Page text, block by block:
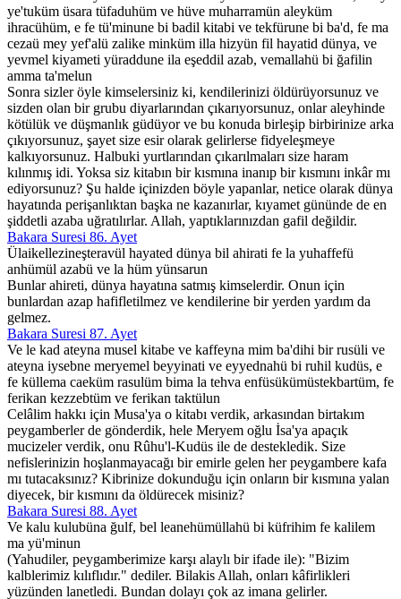
ye'tuküm üsara tüfaduhüm ve hüve muharramün aleyküm
ihracühüm, e fe tü'minune bi badil kitabi ve tekfürune bi ba'd, fe ma
cezaü mey yef'alü zalike minküm illa hizyün fil hayatid dünya, ve
yevmel kiyameti yüraddune ila eşeddil azab, vemallahü bi ğafilin
amma ta'melun
Sonra sizler öyle kimselersiniz ki, kendilerinizi öldürüyorsunuz ve
sizden olan bir grubu diyarlarından çıkarıyorsunuz, onlar aleyhinde
kötülük ve düşmanlık güdüyor ve bu konuda birleşip birbirinize arka
çıkıyorsunuz, şayet size esir olarak gelirlerse fidyeleşmeye
kalkıyorsunuz. Halbuki yurtlarından çıkarılmaları size haram
kılınmış idi. Yoksa siz kitabın bir kısmına inanıp bir kısmını inkâr mı
ediyorsunuz? Şu halde içinizden böyle yapanlar, netice olarak dünya
hayatında perişanlıktan başka ne kazanırlar, kıyamet gününde de en
şiddetli azaba uğratılırlar. Allah, yaptıklarınızdan gafil değildir.
Bakara Suresi 86. Ayet
Ülaikellezineşteravül hayated dünya bil ahirati fe la yuhaffefü
anhümül azabü ve la hüm yünsarun
Bunlar ahireti, dünya hayatına satmış kimselerdir. Onun için
bunlardan azap hafifletilmez ve kendilerine bir yerden yardım da
gelmez.
Bakara Suresi 87. Ayet
Ve le kad ateyna musel kitabe ve kaffeyna mim ba'dihi bir rusüli ve
ateyna iysebne meryemel beyyinati ve eyyednahü bi ruhil kudüs, e
fe küllema caeküm rasulüm bima la tehva enfüsükümüstekbartüm, fe
ferikan kezzebtüm ve ferikan taktülun
Celâlim hakkı için Musa'ya o kitabı verdik, arkasından birtakım
peygamberler de gönderdik, hele Meryem oğlu İsa'ya apaçık
mucizeler verdik, onu Rûhu'l-Kudüs ile de destekledik. Size
nefislerinizin hoşlanmayacağı bir emirle gelen her peygambere kafa
mı tutacaksınız? Kibrinize dokunduğu için onların bir kısmına yalan
diyecek, bir kısmını da öldürecek misiniz?
Bakara Suresi 88. Ayet
Ve kalu kulubüna ğulf, bel leanehümüllahü bi küfrihim fe kalilem
ma yü'minun
(Yahudiler, peygamberimize karşı alaylı bir ifade ile): "Bizim
kalblerimiz kılıflıdır." dediler. Bilakis Allah, onları kâfirlikleri
yüzünden lanetledi. Bundan dolayı çok az imana gelirler.